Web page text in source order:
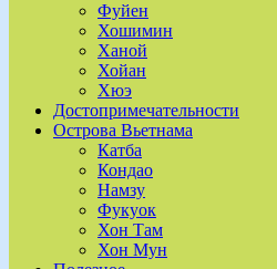
Фуйен
Хошимин
Ханой
Хойан
Хюэ
Достопримечательности
Острова Вьетнама
Катба
Кондао
Намзу
Фукуок
Хон Там
Хон Мун